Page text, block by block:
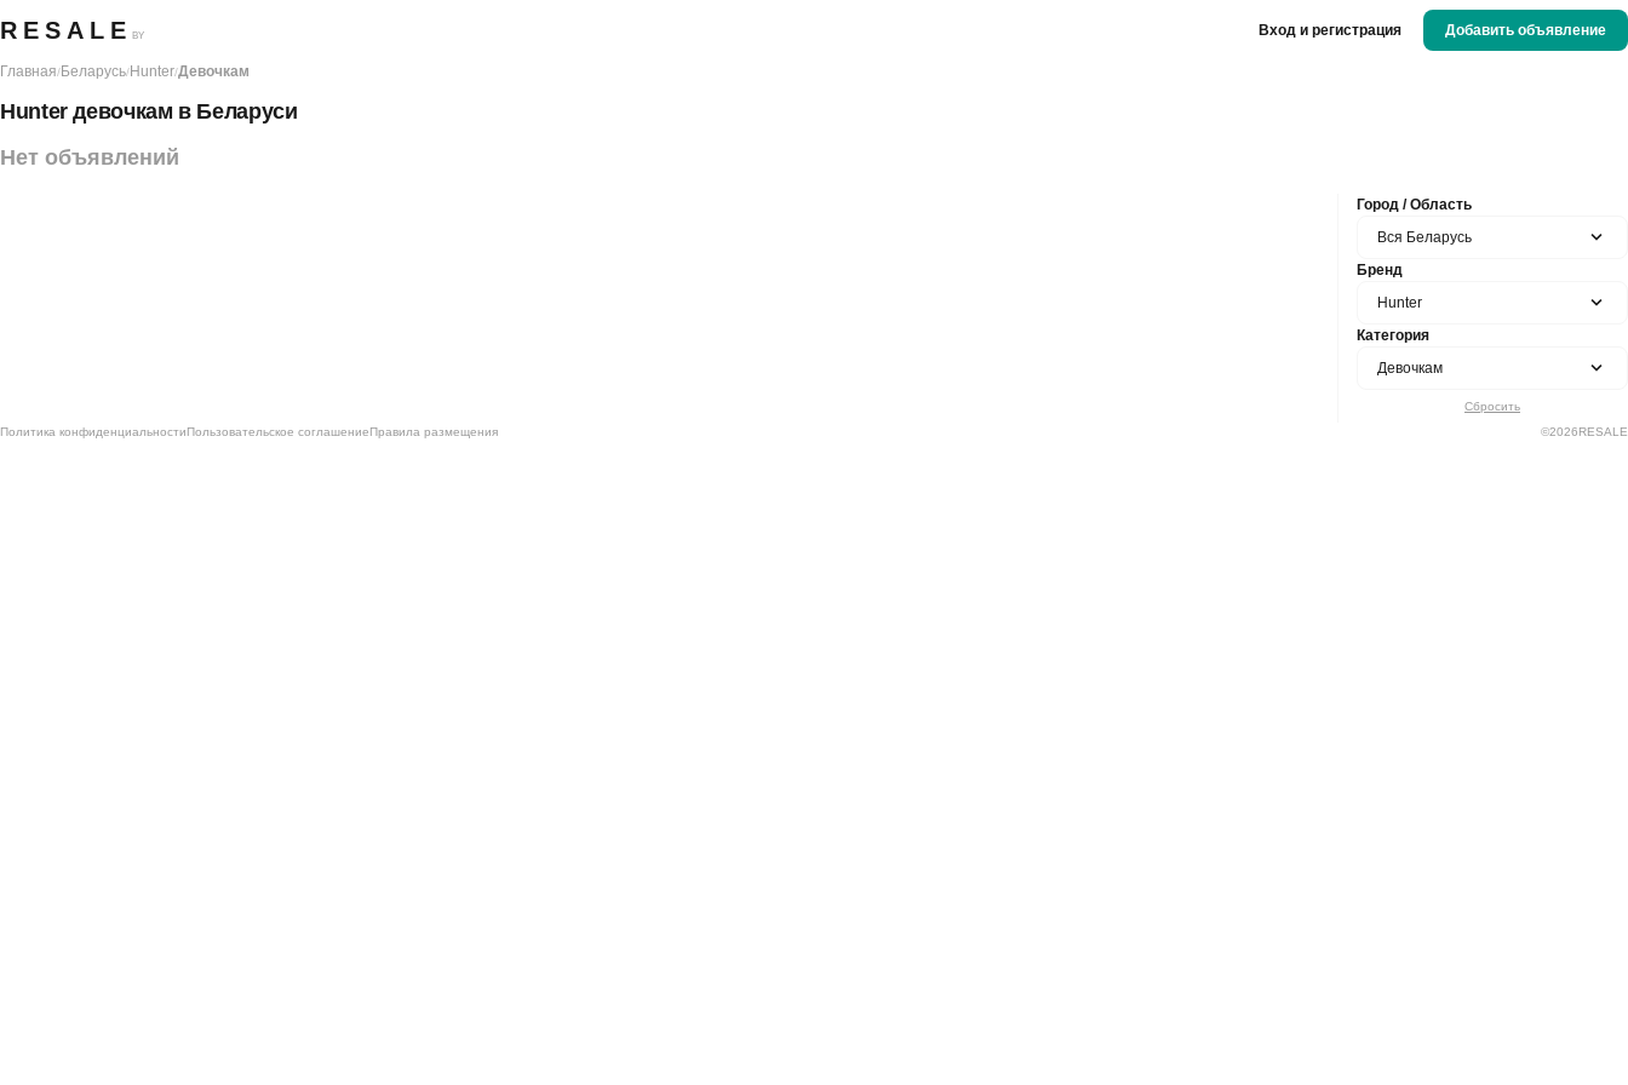
RESALE BY Вход и регистрация Добавить объявление
Главная/Беларусь/Hunter/Девочкам
Hunter девочкам в Беларуси
Город / Область
Вся Беларусь
Бренд
Hunter
Категория
Девочкам
Сбросить
Нет объявлений
Политика конфиденциальностиПользовательское соглашениеПравила размещения ©2026RESALE